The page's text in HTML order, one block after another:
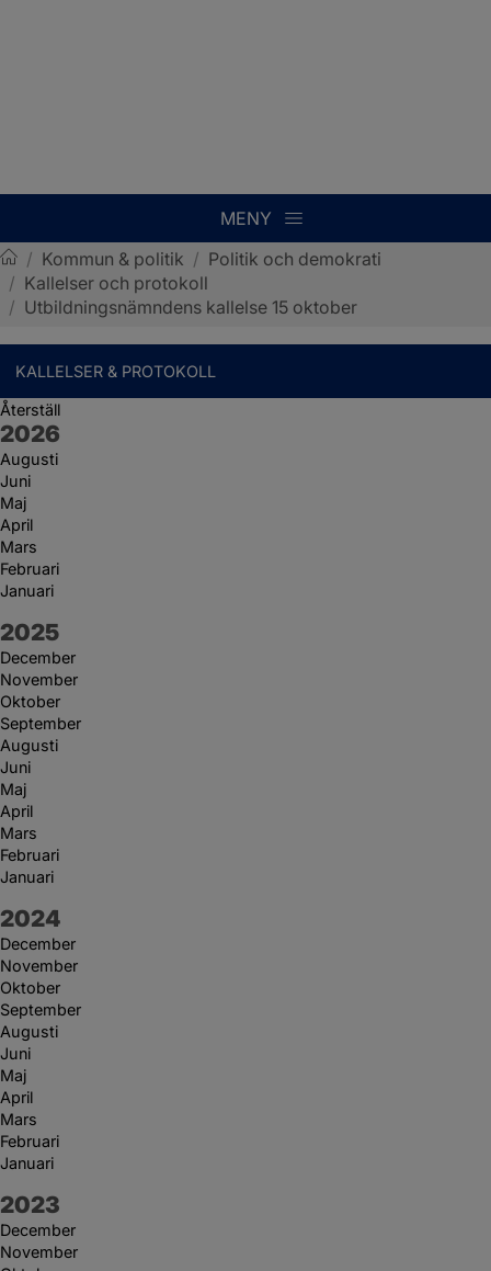
MENY
Sotenäs kommun
/ Kommun & politik / Politik och demokrati
/ Kallelser och protokoll
/ Utbildningsnämndens kallelse 15 oktober
KALLELSER & PROTOKOLL
Återställ
År:
2026
Augusti
Juni
Maj
April
Mars
Februari
Januari
År:
2025
December
November
Oktober
September
Augusti
Juni
Maj
April
Mars
Februari
Januari
År:
2024
December
November
Oktober
September
Augusti
Juni
Maj
April
Mars
Februari
Januari
År:
2023
December
November